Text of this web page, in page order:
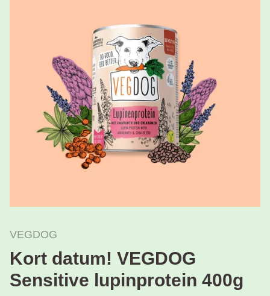
VEGDOG
Kort datum! VEGDOG
Sensitive lupinprotein 400g